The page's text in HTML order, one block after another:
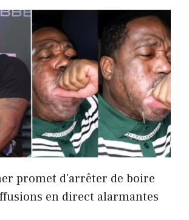
promet d'arrêter de boire
en direct alarmantes